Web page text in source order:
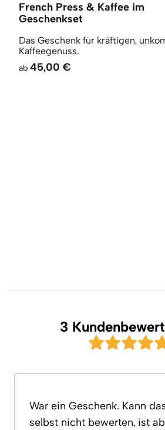
French Press & Kaffee im
Geschenkset
Das Geschenk für kräftigen,
Kaffeegenuss.
ab 45,00 €
3
War ein Geschenk. Kann
selbst nicht bewerten, ist